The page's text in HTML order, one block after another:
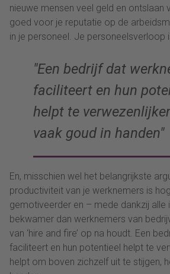
nieuwe mensen veel geld en ontslaan
goed voor je reputatie op de
in je personeel. Je personeelsverloop
Een bedrijf dat
faciliteert en hun
helpt te
vaak goud in handen
En, misschien wel het belangrijkste
productiviteit van je werknemers is
gemotiveerder en – mede dankzij alle
bekwamer dan werknemers van
van ‘hire and fire’ op na houdt. Een
faciliteert en hun potentieel helpt te
helpt om boven zichzelf uit te stijgen,